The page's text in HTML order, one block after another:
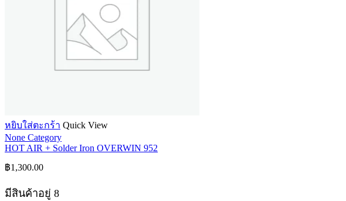
หยิบใส่ตะกร้า Quick View
None Category
HOT AIR + Solder Iron OVERWIN 952
฿1,300.00
มีสินค้าอยู่ 8